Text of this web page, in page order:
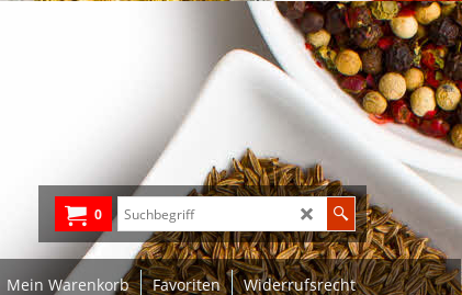
0
Mein Warenkorb Favoriten Widerrufsrecht